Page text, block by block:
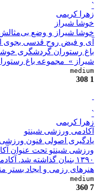
`
زهرا کریمی
خوشا شیراز
خوشا شیراز و وضع بی‌مثالش
آی و فیض روح قدسی بجوی
باغ رستوران گردشگری
شیراز » ​ مجموعه باغ
medium
1
308
`
زهرا کریمی
آکادمی ورزشی شینتو
یادگیری اصولی فنون
ورزشی شینتو تحت عنوان
۱۳۹۰ بنیان گذاشته شد.
هنرهای رزمی و ایجاد بستر
medium
7
360